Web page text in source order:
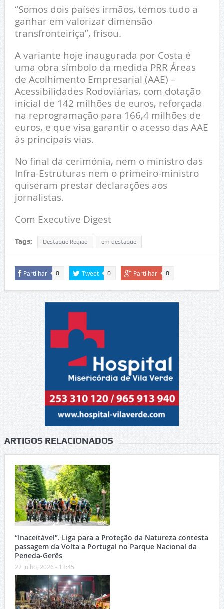
“Somos dois países irmãos, temos tudo a
ganhar em valorizar dimensão
transfronteiriça”, frisou.
A variante hoje inaugurada por Costa é
uma obra símbolo da medida PRR Áreas
de Acolhimento Empresarial (AAE) –
Acessibilidades Rodoviárias, com dotação
inicial de 142 milhões de euros, reforçada
na reprogramação para 166,4 milhões de
euros, e que visa garantir o acesso das AAE
às principais vias.
No final da cerimónia, nem o ministro das
Infra-Estruturas nem o primeiro-ministro
quiseram prestar declarações aos
jornalistas.
Com Executive Digest
Tags: Destaque Região em destaque
Partilhar 0 Tweet 0 Partilhar 0
ARTIGOS RELACIONADOS
“Inaceitável”. Liga para a Proteção da Natureza contesta
passagem da Volta a Portugal no Parque Nacional da
Peneda-Gerês
22 Julho, 2026 - 13:45